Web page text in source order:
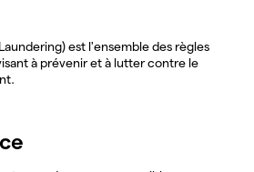
est l'ensemble des règles
à prévenir et à lutter contre le